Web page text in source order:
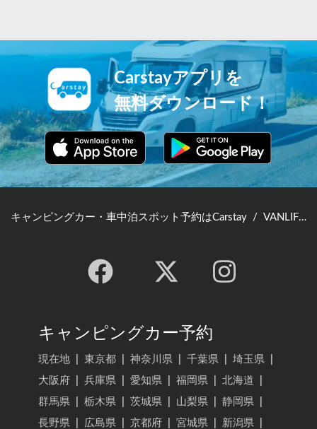
Carstayアプリを
無料ダウンロード！
キャンピングカー・車中泊スポット予約はCarstay / VANLIFE JAPAN TOP
キャンピングカー予約
現在地 東京都 神奈川県 千葉県 埼玉県
大阪府
兵庫県 愛知県 福岡県 北海道
群馬県
栃木県 茨城県 山梨県 静岡県
長野県
広島県 京都府 宮城県 新潟県